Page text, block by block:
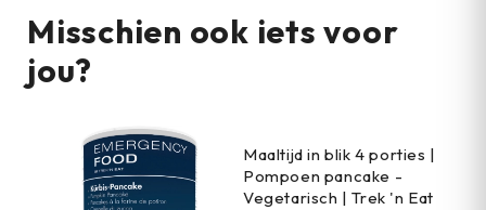
Misschien ook iets voor
jou?
Maaltijd in blik 4 porties |
Pompoen pancake -
Vegetarisch | Trek 'n Eat